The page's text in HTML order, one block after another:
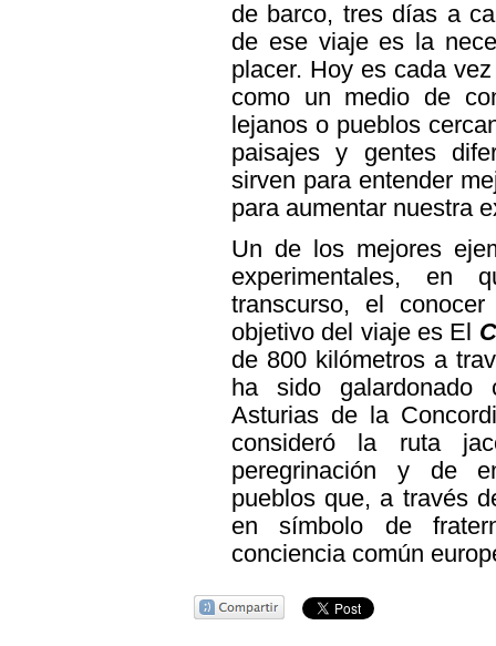
de barco, tres días a
de ese viaje es la
placer. Hoy es cada
como un medio de
lejanos o pueblos
paisajes y gentes
sirven para entender
para aumentar nuestra
Un de los mejores
experimentales, en
transcurso, el
objetivo del viaje es El
de 800 kilómetros a
ha sido
Asturias de la
consideró la ruta
peregrinación y de
pueblos que, a través
en símbolo de
conciencia común